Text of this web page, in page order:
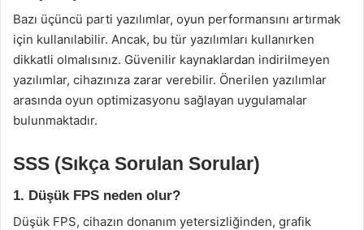
Bazı üçüncü parti yazılımlar, oyun performansını artırmak
için kullanılabilir. Ancak, bu tür yazılımları kullanırken
dikkatli olmalısınız. Güvenilir kaynaklardan indirilmeyen
yazılımlar, cihazınıza zarar verebilir. Önerilen yazılımlar
arasında oyun optimizasyonu sağlayan uygulamalar
bulunmaktadır.
SSS (Sıkça Sorulan Sorular)
1. Düşük FPS neden olur?
Düşük FPS, cihazın donanım yetersizliğinden, grafik